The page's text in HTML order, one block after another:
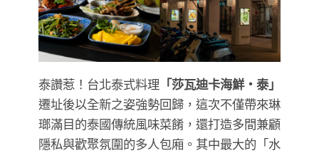
泰讚惹！台北泰式料理 「莎瓦迪卡海鮮・泰」
遷址後以全新之姿強勢回歸，這次不僅帶來琳
瑯滿目的泰國傳統風味菜餚，還打造多間兼顧
隱私與歡聚氛圍的多人包廂。其中最大的「水